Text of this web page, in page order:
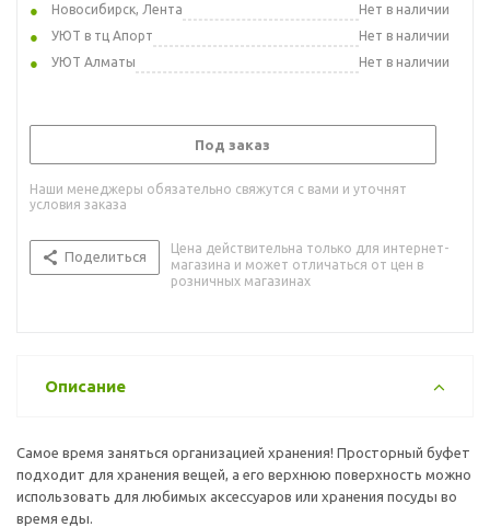
Новосибирск, Лента
Нет в наличии
УЮТ в тц Апорт
Нет в наличии
УЮТ Алматы
Нет в наличии
Под заказ
Наши менеджеры обязательно свяжутся с вами и уточнят
условия заказа
Поделиться
Цена действительна только для интернет-
магазина и может отличаться от цен в
розничных магазинах
Описание
Самое время заняться организацией хранения! Просторный буфет
подходит для хранения вещей, а его верхнюю поверхность можно
использовать для любимых аксессуаров или хранения посуды во
время еды.